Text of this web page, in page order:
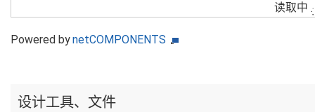
读取中
Powered bynetCOMPONENTS
设计工具、文件